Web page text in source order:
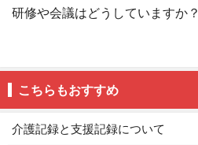
研修や会議はどうしていますか？
こちらもおすすめ
介護記録と支援記録について